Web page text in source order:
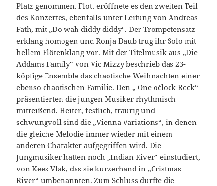
Platz genommen. Flott eröffnete es den zweiten Teil
des Konzertes, ebenfalls unter Leitung von Andreas
Fath, mit „Do wah diddy diddy“. Der Trompetensatz
erklang homogen und Ronja Daub trug ihr Solo mit
hellem Flötenklang vor. Mit der Titelmusik aus „Die
Addams Family“ von Vic Mizzy beschrieb das 23-
köpfige Ensemble das chaotische Weihnachten einer
ebenso chaotischen Familie. Den „ One o´clock Rock“
präsentierten die jungen Musiker rhythmisch
mitreißend. Heiter, festlich, traurig und
schwungvoll sind die „Vienna Variations“, in denen
die gleiche Melodie immer wieder mit einem
anderen Charakter aufgegriffen wird. Die
Jungmusiker hatten noch „Indian River“ einstudiert,
von Kees Vlak, das sie kurzerhand in „Cristmas
River“ umbenannten. Zum Schluss durfte die